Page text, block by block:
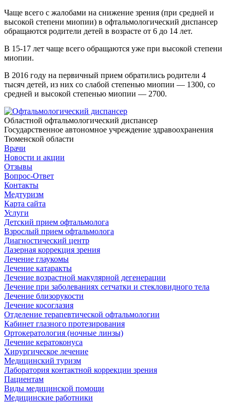
Чаще всего с жалобами на снижение зрения (при средней и
высокой степени миопии) в офтальмологический диспансер
обращаются родители детей в возрасте от 6 до 14 лет.
В 15-17 лет чаще всего обращаются уже при высокой степени
миопии.
В 2016 году на первичный прием обратились родители 4
тысяч детей, из них со слабой степенью миопии — 1300, со
средней и высокой степенью миопии — 2700.
Областной офтальмологический диспансер
Государственное автономное учреждение здравоохранения
Тюменской области
Врачи
Новости и акции
Отзывы
Вопрос-Ответ
Контакты
Медтуризм
Карта сайта
Услуги
Детский прием офтальмолога
Взрослый прием офтальмолога
Диагностический центр
Лазерная коррекция зрения
Лечение глаукомы
Лечение катаракты
Лечение возрастной макулярной дегенерации
Лечение при заболеваниях сетчатки и стекловидного тела
Лечение близорукости
Лечение косоглазия
Отделение терапевтической офтальмологии
Кабинет глазного протезирования
Ортокератология (ночные линзы)
Лечение кератоконуса
Хирургическое лечение
Медицинский туризм
Лаборатория контактной коррекции зрения
Пациентам
Виды медицинской помощи
Медицинские работники